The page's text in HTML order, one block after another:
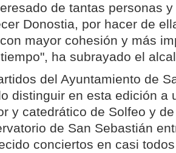
de tantas personas
Donostia, por hacer de
mayor cohesión y más
ha subrayado el
del Ayuntamiento de
distinguir en esta edición a
y catedrático de Solfeo y
de San Sebastián
conciertos en casi